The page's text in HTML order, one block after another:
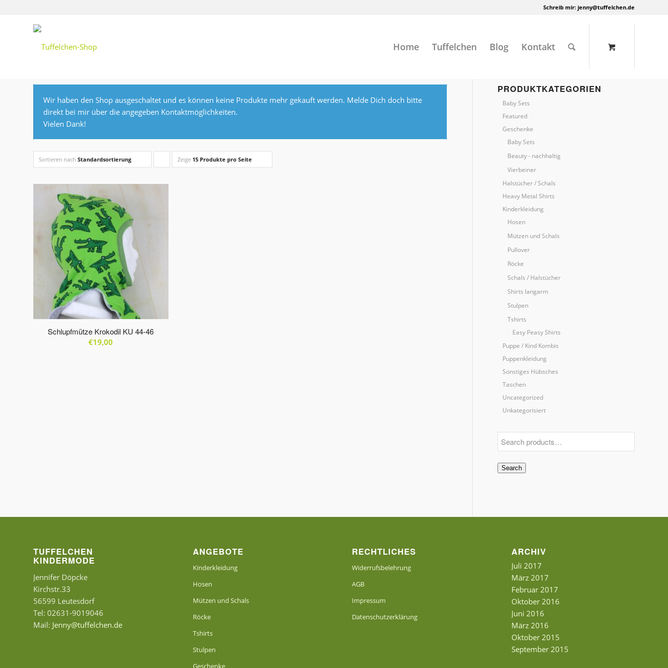
Schreib mir: jenny@tuffelchen.de
Home Tuffelchen Blog Kontakt
Wir haben den Shop ausgeschaltet und es können keine Produkte mehr gekauft werden. Melde Dich doch bitte
direkt bei mir über die angegeben Kontaktmöglichkeiten.
Vielen Dank!
Sortieren nach Standardsortierung Klicke,
Zeige 15 Produkte pro Seite
Schlupfmütze Krokodil KU 44-46
€19,00
PRODUKTKATEGORIEN
Baby Sets
Featured
Geschenke
Baby Sets
Beauty - nachhaltig
Vierbeiner
Halstücher / Schals
Heavy Metal Shirts
Kinderkleidung
Hosen
Mützen und Schals
Pullover
Röcke
Schals / Halstücher
Shirts langarm
Stulpen
Tshirts
Easy Peasy Shirts
Puppe / Kind Kombis
Puppenkleidung
Sonstiges Hübsches
Taschen
Uncategorized
Unkategorisiert
Search
TUFFELCHEN
KINDERMODE
Jennifer Döpcke
Kirchstr.33
56599 Leutesdorf
Tel: 02631-9019046
Mail: Jenny@tuffelchen.de
ANGEBOTE
Kinderkleidung
Hosen
Mützen und Schals
Röcke
Tshirts
Stulpen
Geschenke
RECHTLICHES
Widerrufsbelehrung
AGB
Impressum
Datenschutzerklärung
ARCHIV
Juli 2017
März 2017
Februar 2017
Oktober 2016
Juni 2016
März 2016
Oktober 2015
September 2015